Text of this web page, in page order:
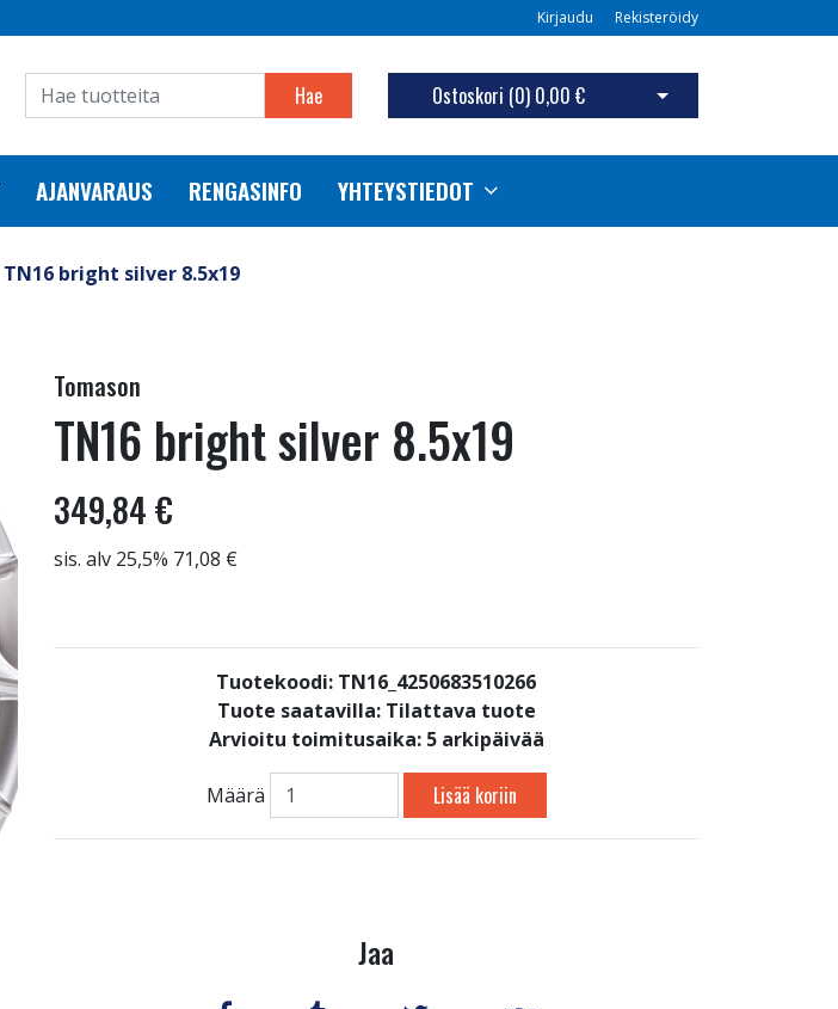
Kirjaudu Rekisteröidy
Hae Ostoskori (0) 0,00 € Avaa ostoskori
AJANVARAUS RENGASINFO YHTEYSTIEDOT
TN16 bright silver 8.5x19
Tomason
TN16 bright silver 8.5x19
349,84 €
sis. alv 25,5% 71,08 €
Tuotekoodi: TN16_4250683510266
Tuote saatavilla: Tilattava tuote
Arvioitu toimitusaika: 5 arkipäivää
Määrä Lisää koriin
Jaa